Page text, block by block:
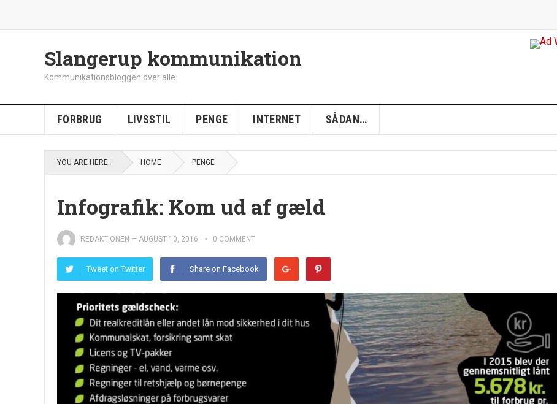
Slangerup kommunikation
Kommunikationsbloggen over alle
FORBRUG LIVSSTIL PENGE INTERNET SÅDAN…
YOU ARE HERE: HOME PENGE
Infografik: Kom ud af gæld
REDAKTIONEN — AUGUST 10, 2016 0 COMMENT
Tweet on Twitter Share on Facebook